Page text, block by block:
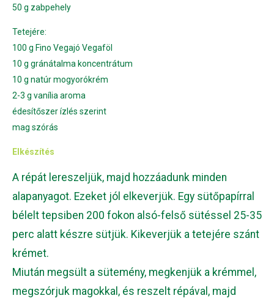
50 g zabpehely
Tetejére:
100 g Fino Vegajó Vegaföl
10 g gránátalma koncentrátum
10 g natúr mogyorókrém
2-3 g vanília aroma
édesítőszer ízlés szerint
mag szórás
Elkészítés
A répát lereszeljük, majd hozzáadunk minden
alapanyagot. Ezeket jól elkeverjük. Egy sütőpapírral
bélelt tepsiben 200 fokon alsó-felső sütéssel 25-35
perc alatt készre sütjük. Kikeverjük a tetejére szánt
krémet.
Miután megsült a sütemény, megkenjük a krémmel,
megszórjuk magokkal, és reszelt répával, majd